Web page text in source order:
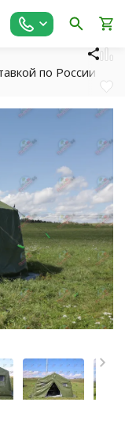
по России